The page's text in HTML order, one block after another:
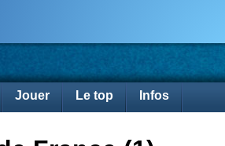
Jouer Le top Infos